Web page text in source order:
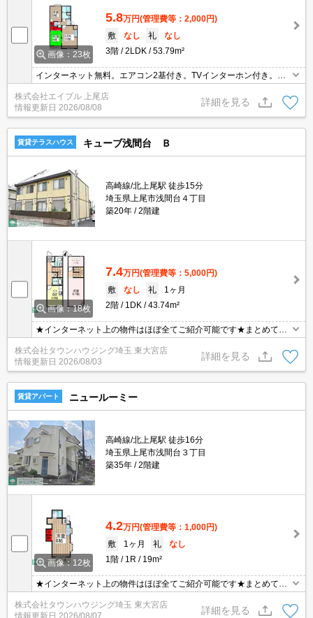
画像：23枚
5.8万円(管理費等：2,000円)
敷
なし 礼
なし
3階
2LDK 53.79m²
インターネット無料。エアコン2基付き。TVインターホン付き。オ
ンライン内見対応可。現地待ち合わせ、物件ご案内可能。
株式会社エイブル 上尾店
情報更新日 2026/08/08
詳細を見る
賃貸テラスハウス キューブ浅間台 Ｂ
高崎線/北上尾駅 徒歩15分
埼玉県上尾市浅間台４丁目
築20年
2階建
画像：18枚
7.4万円(管理費等：5,000円)
敷
なし 礼
1ヶ月
2階
1DK 43.74m²
★インターネット上の物件はほぼ全てご紹介可能です★まとめてご
紹介致します★お部屋探しは情報量地域No１の★タウンハウジング
東大宮店まで★
株式会社タウンハウジング埼玉 東大宮店
情報更新日 2026/08/03
詳細を見る
賃貸アパート ニュールーミー
高崎線/北上尾駅 徒歩16分
埼玉県上尾市浅間台３丁目
築35年
2階建
画像：12枚
4.2万円(管理費等：1,000円)
敷
1ヶ月 礼
なし
1階
1R 19m²
★インターネット上の物件はほぼ全てご紹介可能です★まとめてご
紹介致します★お部屋探しは情報量地域No１の★タウンハウジング
東大宮店まで★
株式会社タウンハウジング埼玉 東大宮店
情報更新日 2026/08/07
詳細を見る